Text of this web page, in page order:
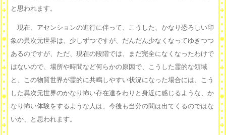
と思われます。
現在、アセンションの進行に伴って、こうした、かなり恐ろしい印
象の異次元世界は、少しずつですが、だんだん少なくなってゆきつつ
あるのですが、ただ、現在の段階では、まだ完全になくなったわけで
はないので、場所や時間など何らかの原因で、こうした霊的な領域
と、この物質世界が霊的に共鳴しやすい状況になった場合には、こう
した異次元世界のかなり怖い存在達をわりと身近に感じるような、か
なり怖い体験をするような人は、今後も当分の間は出てくるのではな
いか、と思われます。